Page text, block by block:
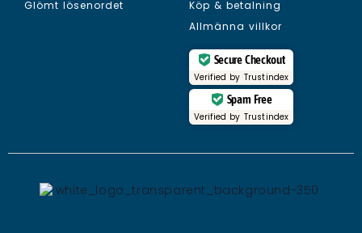
Glömt lösenordet
Köp & betalning
Allmänna villkor
Secure Checkout
Verified by Trustindex
Spam Free
Verified by Trustindex